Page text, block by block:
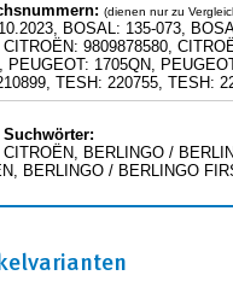
(dienen nur zu
BOSAL: 135-073,
CITROËN: 9809878580,
PEUGEOT: 1705QN,
TESH: 220755, TESH:
Suchwörter:
CITROËN, BERLINGO /
BERLINGO / BERLINGO